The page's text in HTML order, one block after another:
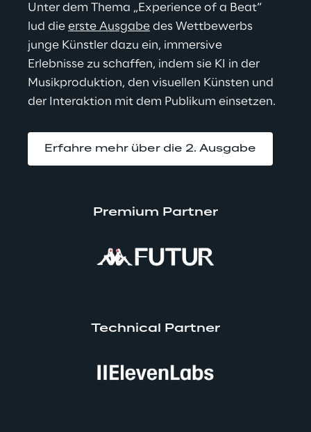
Unter dem Thema „Experience of a Beat“
lud die erste Ausgabe des Wettbewerbs
junge Künstler dazu ein, immersive
Erlebnisse zu schaffen, indem sie KI in der
Musikproduktion, den visuellen Künsten und
der Interaktion mit dem Publikum einsetzen.
Erfahre mehr über die 2. Ausgabe
Premium Partner
Technical Partner